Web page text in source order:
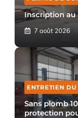
Inscription au
7 août 2026
ENTRETIEN
Sans plomb
protection